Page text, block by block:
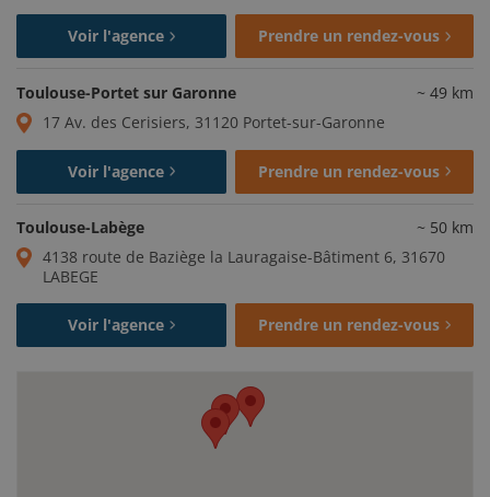
Voir l'agence Prendre un rendez-vous
Toulouse-Portet sur Garonne ~ 49 km
17 Av. des Cerisiers, 31120 Portet-sur-Garonne
Voir l'agence Prendre un rendez-vous
Toulouse-Labège ~ 50 km
4138 route de Baziège la Lauragaise-Bâtiment 6, 31670
LABEGE
Voir l'agence Prendre un rendez-vous